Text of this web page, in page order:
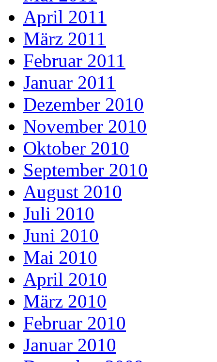
April 2011
März 2011
Februar 2011
Januar 2011
Dezember 2010
November 2010
Oktober 2010
September 2010
August 2010
Juli 2010
Juni 2010
Mai 2010
April 2010
März 2010
Februar 2010
Januar 2010